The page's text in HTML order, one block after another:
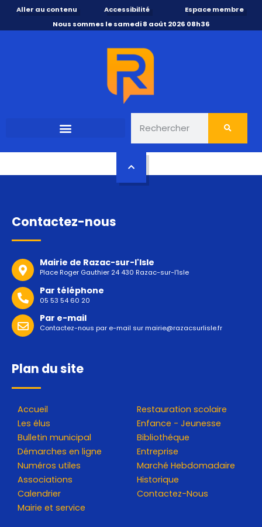
Aller au contenu Accessibilité
Espace membre
Nous sommes le samedi 8 août 2026 08h36
Contactez-nous
Mairie de Razac-sur-l'Isle
Place Roger Gauthier 24 430 Razac-sur-l'Isle
Par téléphone
05 53 54 60 20
Par e-mail
Contactez-nous par e-mail surmairie@razacsurlisle.fr
Plan du site
Accueil
Les élus
Bulletin municipal
Démarches en ligne
Numéros utiles
Associations
Calendrier
Mairie et service
Restauration scolaire
Enfance - Jeunesse
Bibliothéque
Entreprise
Marché Hebdomadaire
Historique
Contactez-Nous